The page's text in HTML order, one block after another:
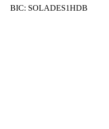
BIC: SOLADES1HDB